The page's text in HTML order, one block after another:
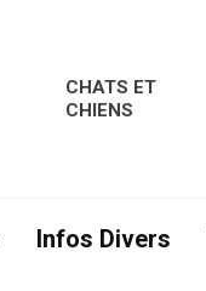
CHATS ET
CHIENS
Infos Divers